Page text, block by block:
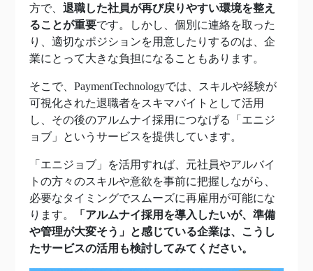
方で、 退職した社員が再び戻りやすい環境を整え
ることが重要です。しかし、個別に連絡を取った
り、適切なポジションを用意したりするのは、企
業にとって大きな負担になることもあります。
そこで、PaymentTechnologyでは、スキルや経験が
可視化された退職者をスキマバイトとして活用
し、その後のアルムナイ採用につなげる「エニジ
ョブ」というサービスを提供しています。
「エニジョブ」を活用すれば、元社員やアルバイ
トの方々のスキルや意欲を事前に把握しながら、
必要なタイミングでスムーズに再雇用が可能にな
ります。
「アルムナイ採用を導入したいが、準備
や管理が大変そう」と感じている企業は、こうし
たサービスの活用も検討してみてください。